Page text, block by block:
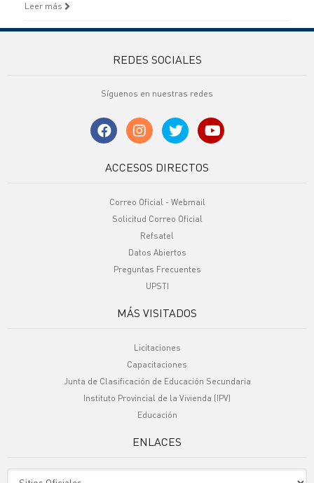
Leer más
REDES SOCIALES
Síguenos en nuestras redes
ACCESOS DIRECTOS
Correo Oficial - Webmail
Solicitud Correo Oficial
Refsatel
Datos Abiertos
Preguntas Frecuentes
UPSTI
MÁS VISITADOS
Licitaciones
Capacitaciones
Junta de Clasificación de Educación Secundaria
Instituto Provincial de la Vivienda (IPV)
Educación
ENLACES